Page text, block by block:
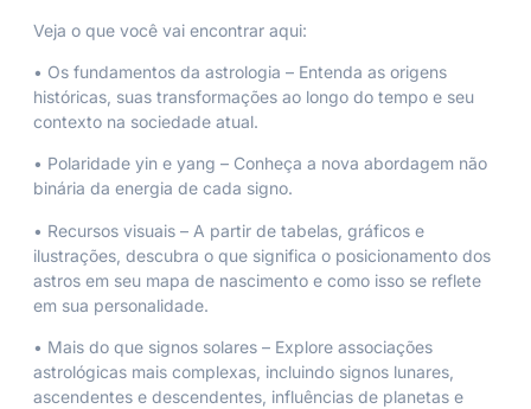
Veja o que você vai encontrar aqui:
• Os fundamentos da astrologia – Entenda as origens
históricas, suas transformações ao longo do tempo e seu
contexto na sociedade atual.
• Polaridade yin e yang – Conheça a nova abordagem não
binária da energia de cada signo.
• Recursos visuais – A partir de tabelas, gráficos e
ilustrações, descubra o que significa o posicionamento dos
astros em seu mapa de nascimento e como isso se reflete
em sua personalidade.
• Mais do que signos solares – Explore associações
astrológicas mais complexas, incluindo signos lunares,
ascendentes e descendentes, influências de planetas e